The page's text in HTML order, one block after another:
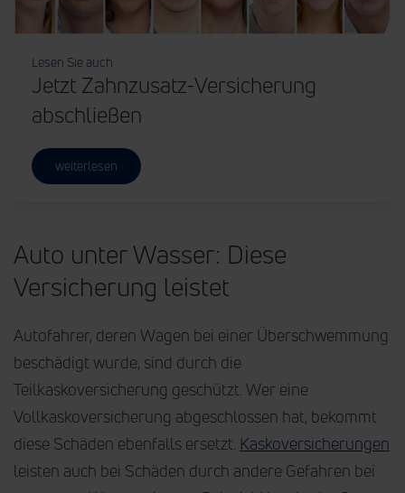
Lesen Sie auch
Jetzt Zahnzusatz-Versicherung
abschließen
weiterlesen
Auto unter Wasser: Diese
Versicherung leistet
Autofahrer, deren Wagen bei einer Überschwemmung
beschädigt wurde, sind durch die
Teilkaskoversicherung geschützt. Wer eine
Vollkaskoversicherung abgeschlossen hat, bekommt
diese Schäden ebenfalls ersetzt. Kaskoversicherungen
leisten auch bei Schäden durch andere Gefahren bei